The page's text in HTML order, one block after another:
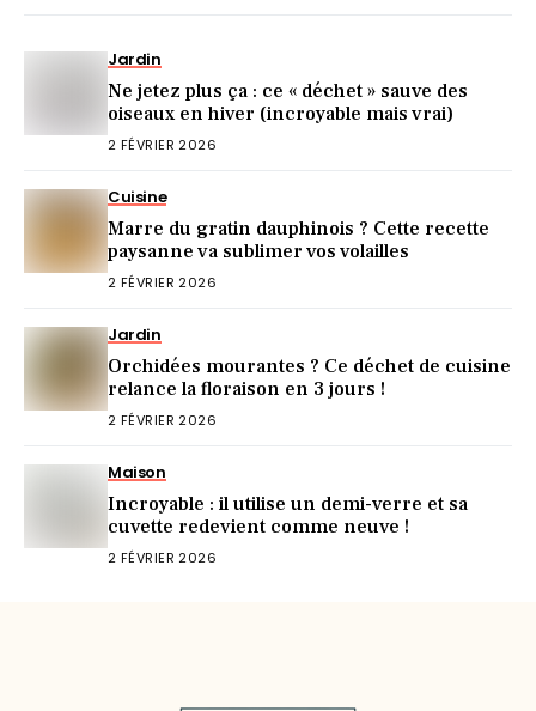
Jardin
Ne jetez plus ça : ce « déchet » sauve des
oiseaux en hiver (incroyable mais vrai)
2 FÉVRIER 2026
Cuisine
Marre du gratin dauphinois ? Cette recette
paysanne va sublimer vos volailles
2 FÉVRIER 2026
Jardin
Orchidées mourantes ? Ce déchet de cuisine
relance la floraison en 3 jours !
2 FÉVRIER 2026
Maison
Incroyable : il utilise un demi-verre et sa
cuvette redevient comme neuve !
2 FÉVRIER 2026